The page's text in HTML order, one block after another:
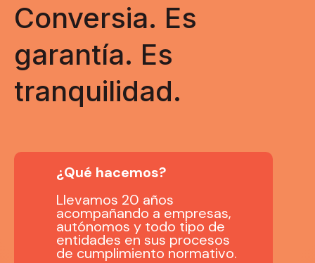
Conversia. Es
garantía. Es
tranquilidad.
¿Qué hacemos?
Llevamos 20 años
acompañando a empresas,
autónomos y todo tipo de
entidades en sus procesos
de cumplimiento normativo.